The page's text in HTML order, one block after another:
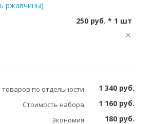
ржавчины)
250 руб. * 1 шт
товаров по отдельности: 1 340 руб.
Стоимость набора: 1 160 руб.
Экономия: 180 руб.